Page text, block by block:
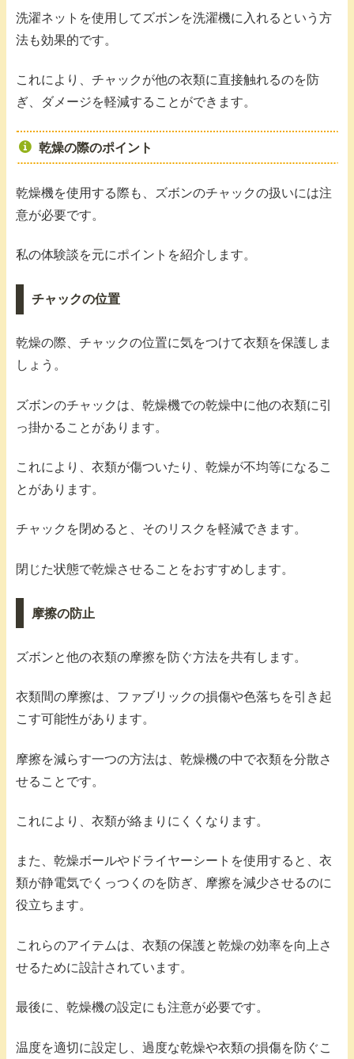
洗濯ネットを使用してズボンを洗濯機に入れるという方
法も効果的です。
これにより、チャックが他の衣類に直接触れるのを防
ぎ、ダメージを軽減することができます。
乾燥の際のポイント
乾燥機を使用する際も、ズボンのチャックの扱いには注
意が必要です。
私の体験談を元にポイントを紹介します。
チャックの位置
乾燥の際、チャックの位置に気をつけて衣類を保護しま
しょう。
ズボンのチャックは、乾燥機での乾燥中に他の衣類に引
っ掛かることがあります。
これにより、衣類が傷ついたり、乾燥が不均等になるこ
とがあります。
チャックを閉めると、そのリスクを軽減できます。
閉じた状態で乾燥させることをおすすめします。
摩擦の防止
ズボンと他の衣類の摩擦を防ぐ方法を共有します。
衣類間の摩擦は、ファブリックの損傷や色落ちを引き起
こす可能性があります。
摩擦を減らす一つの方法は、乾燥機の中で衣類を分散さ
せることです。
これにより、衣類が絡まりにくくなります。
また、乾燥ボールやドライヤーシートを使用すると、衣
類が静電気でくっつくのを防ぎ、摩擦を減少させるのに
役立ちます。
これらのアイテムは、衣類の保護と乾燥の効率を向上さ
せるために設計されています。
最後に、乾燥機の設定にも注意が必要です。
温度を適切に設定し、過度な乾燥や衣類の損傷を防ぐこ